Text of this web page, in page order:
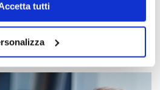
tutti
CENTRO
punto vendita che ti interessa!